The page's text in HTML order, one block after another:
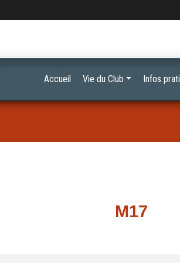
M17
Accueil Vie du Club Infos